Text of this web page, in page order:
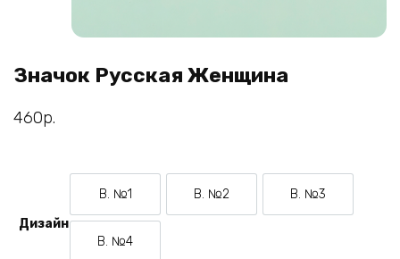
Значок Русская Женщина
460р.
Дизайн
В. №1
Вариант №1
В. №2
Вариант №2
В. №3
Вариант №3
В. №4
Вариант №4